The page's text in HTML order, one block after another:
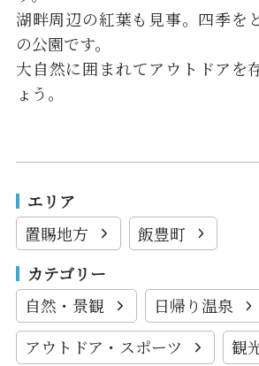
湖畔周辺の紅葉も見事。四季を
の公園です。
大自然に囲まれてアウトドアを
ょう。
エリア
置賜地方
飯豊町
カテゴリー
自然・景観
日帰り温泉
アウトドア・スポーツ
観